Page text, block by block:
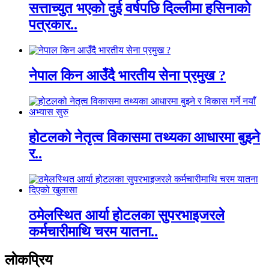
सत्ताच्युत भएको दुई वर्षपछि दिल्लीमा हसिनाको
पत्रकार..
नेपाल किन आउँदै भारतीय सेना प्रमुख ?
होटलको नेतृत्व विकासमा तथ्यका आधारमा बुझ्ने
र..
ठमेलस्थित आर्या होटलका सुपरभाइजरले
कर्मचारीमाथि चरम यातना..
लाेकप्रिय